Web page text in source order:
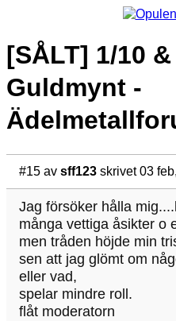
[SÅLT] 1/10
Guldmynt -
#15 av sff123 skrivet 03
Jag försöker hålla
många vettiga åsikter o
men tråden höjde min
sen att jag glömt om
eller vad,
spelar mindre roll.
flåt moderatorn